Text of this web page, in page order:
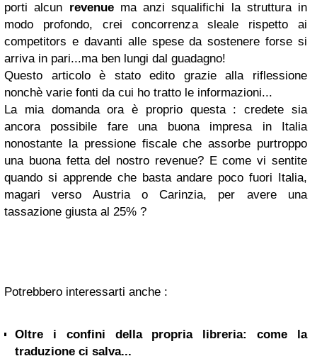
porti alcun revenuema anzi squalifichi la struttura in
modo profondo, crei concorrenza sleale rispetto ai
competitors e davanti alle spese da sostenere forse si
arriva in pari...ma ben lungi dal guadagno!
Questo articolo è stato edito grazie alla riflessione
nonchè varie fonti da cui ho tratto le informazioni...
La mia domanda ora è proprio questa : credete sia
ancora possibile fare una buona impresa in Italia
nonostante la pressione fiscale che assorbe purtroppo
una buona fetta del nostro revenue? E come vi sentite
quando si apprende che basta andare poco fuori Italia,
magari verso Austria o Carinzia, per avere una
tassazione giusta al 25% ?
Potrebbero interessarti anche :
Oltre i confini della propria libreria: come la
traduzione ci salva...